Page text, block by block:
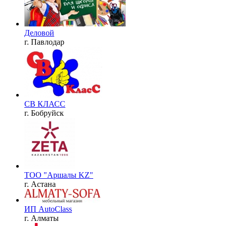
Деловой
г. Павлодар
CВ КЛАСС
г. Бобруйск
ТОО "Аршалы KZ"
г. Астана
ИП AutoClass
г. Алматы